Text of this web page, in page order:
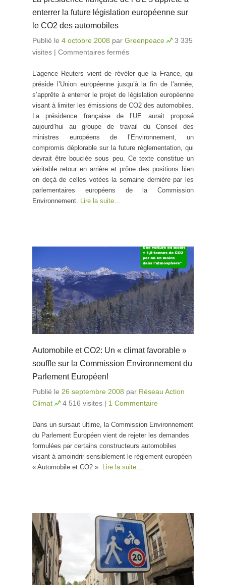
enterrer la future législation européenne sur
le CO2 des automobiles
Publié le 4 octobre 2008 par Greenpeace
3 335
visites | Commentaires fermés
s’apprête à enterrer la
future législation
européenne sur le
CO2 des automobiles
L’agence Reuters vient de révéler que la France, qui
préside l’Union européenne jusqu’à la fin de l’année,
s’apprête à enterrer le projet de législation européenne
visant à limiter les émissions de CO2 des automobiles.
La présidence française de l’UE aurait proposé
aujourd’hui au groupe de travail du Conseil des
ministres européens de l’Environnement, un
compromis déplorable sur la future réglementation, qui
devrait être bouclée sous peu. Ce texte constitue un
véritable retour en arrière et prône des positions bien
en deçà de celles votées la semaine dernière par les
parlementaires européens de la Commission
Environnement. Lire la suite…
Automobile et CO2: Un « climat favorable »
souffle sur la Commission Environnement du
Parlement Européen!
Publié le 26 septembre 2008 par Réseau Action
Climat
4 516 visites | 1 Commentaire
Dans un sursaut ultime, la Commission Environnement
du Parlement Européen vient de rejeter les demandes
formulées par certains constructeurs automobiles
visant à amoindrir sensiblement le règlement européen
« Automobile et CO2 ».
Lire la suite…